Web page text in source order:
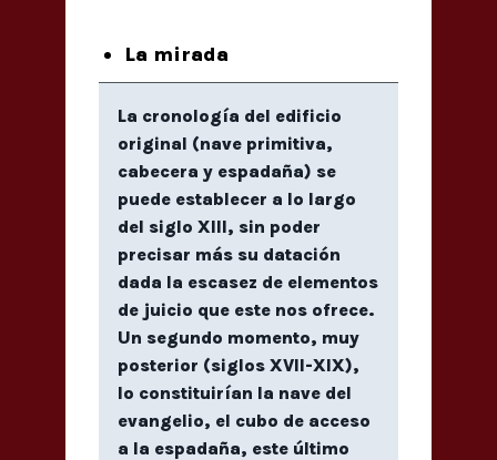
La mirada
La cronología del edificio
original (nave primitiva,
cabecera y espadaña) se
puede establecer a lo largo
del siglo XIII, sin poder
precisar más su datación
dada la escasez de elementos
de juicio que este nos ofrece.
Un segundo momento, muy
posterior (siglos XVII-XIX),
lo constituirían la nave del
evangelio, el cubo de acceso
a la espadaña, este último